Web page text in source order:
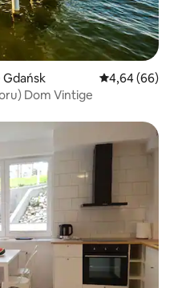
Priemerné
4,64 (66)
m. K moru) Dom Vintige